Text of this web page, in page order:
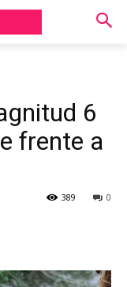
6
frente a
0
389